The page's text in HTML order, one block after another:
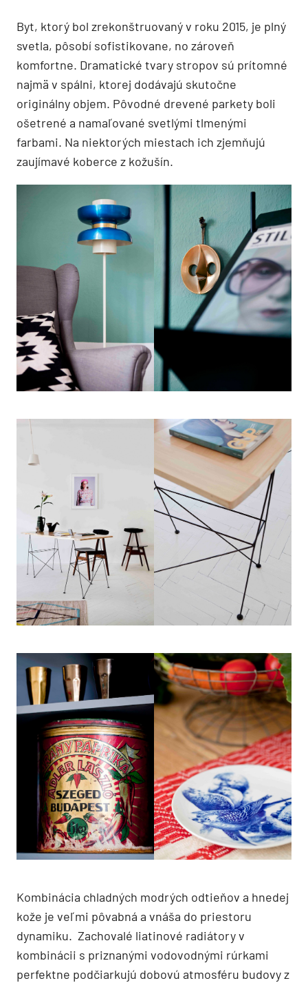
Byt, ktorý bol zrekonštruovaný v roku 2015, je plný
svetla, pôsobí sofistikovane, no zároveň
komfortne. Dramatické tvary stropov sú prítomné
najmä v spálni, ktorej dodávajú skutočne
originálny objem. Pôvodné drevené parkety boli
ošetrené a namaľované svetlými tlmenými
farbami. Na niektorých miestach ich zjemňujú
zaujímavé koberce z kožušín.
Kombinácia chladných modrých odtieňov a hnedej
kože je veľmi pôvabná a vnáša do priestoru
dynamiku. Zachovalé liatinové radiátory v
kombinácii s priznanými vodovodnými rúrkami
perfektne podčiarkujú dobovú atmosféru budovy z